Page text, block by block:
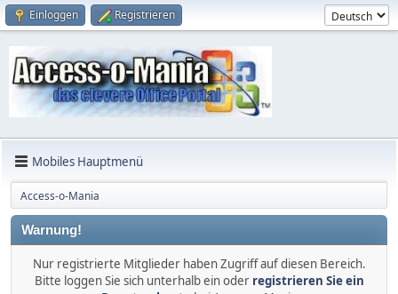
Einloggen Registrieren
Mobiles Hauptmenü
Access-o-Mania
Warnung!
Nur registrierte Mitglieder haben Zugriff auf diesen Bereich.
Bitte loggen Sie sich unterhalb ein oder registrieren Sie ein